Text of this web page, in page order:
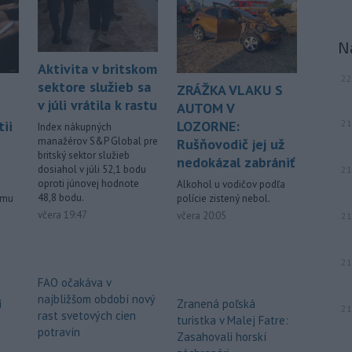
Starosta španielskeho
mesta Ceuta Juan Jesús Vivas v
stredu
požiadal vládu v Madride o
pomoc v súvislosti so stovkami detí,
ktoré zostali v tejto exkláve po
minulotýždňovej migračnej vlne.
15:24 - Teploty v stredu opäť
prekročili 40 stupňov Celzia na
Aktivita v britskom
sektore služieb sa
v júli vrátila k rastu
Index nákupných
manažérov S&P Global pre
britský sektor služieb
dosiahol v júli 52,1 bodu
oproti júnovej hodnote
48,8 bodu.
včera 19:47
FAO očakáva v
najbližšom období nový
rast svetových cien
potravín
ZRÁŽKA VLAKU S
AUTOM V
LOZORNE:
Rušňovodič jej už
nedokázal zabrániť
Alkohol u vodičov podľa
polície zistený nebol.
včera 20:05
Zranená poľská
turistka v Malej Fatre:
Zasahovali horskí